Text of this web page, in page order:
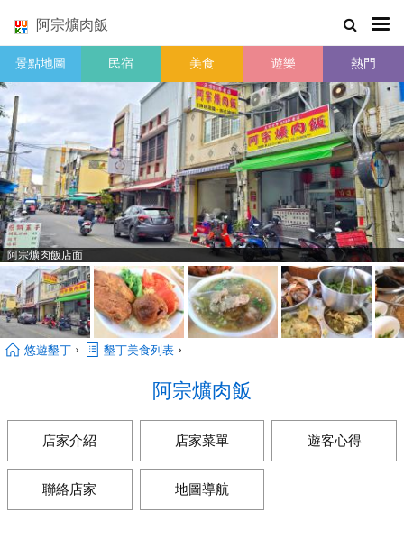
阿宗爌肉飯
景點地圖 民宿 美食 遊樂 熱門
阿宗爌肉飯店面
悠遊墾丁 › 墾丁美食列表 ›
阿宗爌肉飯
店家介紹 店家菜單 遊客心得
聯絡店家 地圖導航